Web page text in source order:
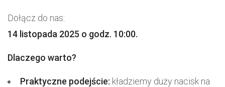
Dołącz do nas:
14 listopada 2025 o godz. 10:00.
Dlaczego warto?
Praktyczne podejście: kładziemy duży nacisk na